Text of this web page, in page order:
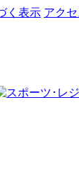
く表示 アク